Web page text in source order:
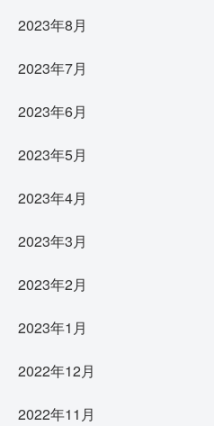
2023年8月
2023年7月
2023年6月
2023年5月
2023年4月
2023年3月
2023年2月
2023年1月
2022年12月
2022年11月